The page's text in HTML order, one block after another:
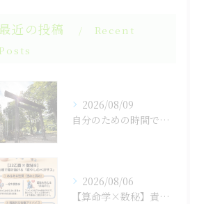
最近の投稿
Recent
Posts
2026/08/09
自分のための時間で見つけた穏やかな心
2026/08/06
【算命学×数秘】責任感に潰されそうな「孤高の王」のあなたへ